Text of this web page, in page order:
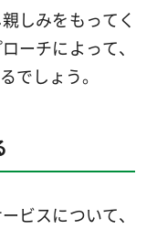
しみをもってく
ーチによって、
でしょう。
ビスについて、